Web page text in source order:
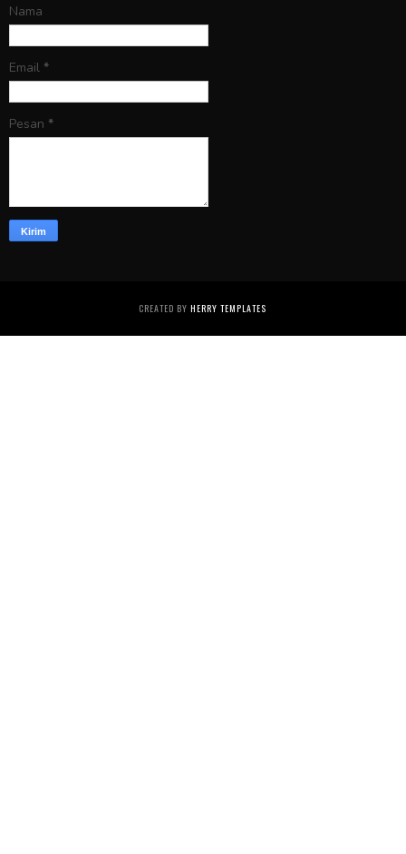
Nama
Email *
Pesan *
CREATED BYHERRY TEMPLATES